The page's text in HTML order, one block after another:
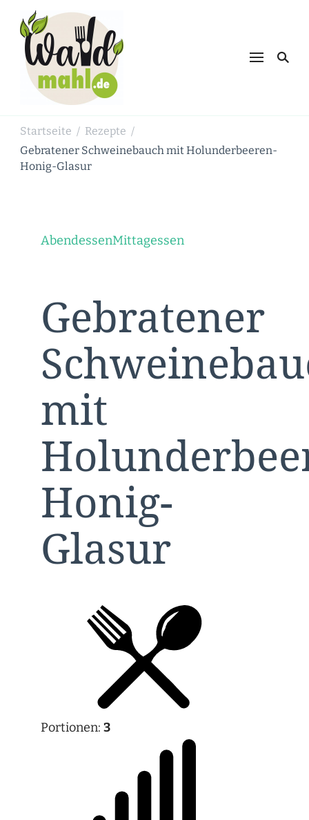
Schnabulieren, was die Natur einem
Startseite / Rezepte /
Gebratener Schweinebauch mit Holunderbeeren-
Honig-Glasur
AbendessenMittagessen
Gebratener
mit
Honig-
Glasur
Portionen: 3